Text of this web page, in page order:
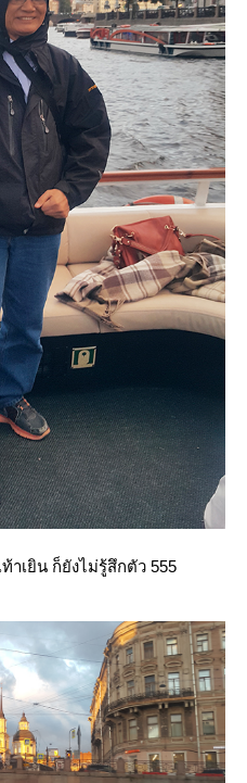
าเยิน ก็ยังไม่รู้สึกตัว 555